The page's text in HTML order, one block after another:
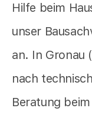
Hilfe beim
unser
an. In Gronau
nach
Beratung